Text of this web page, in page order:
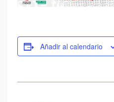
Añadir al calendario